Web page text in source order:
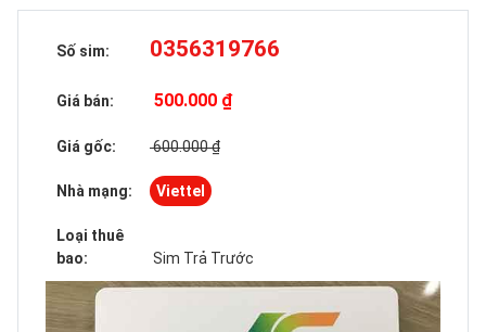
Số sim: 0356319766
Giá bán: 500.000 ₫
Giá gốc: 600.000 ₫
Nhà mạng: Viettel
Loại thuê
bao:
Sim Trả Trước